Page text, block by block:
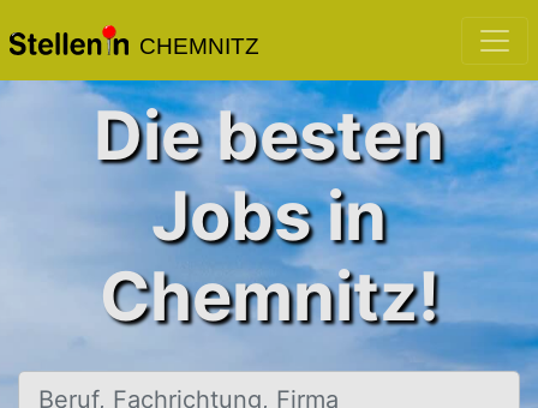
CHEMNITZ
Die besten
Jobs in
Chemnitz!
Beruf, Fachrichtung, Firma